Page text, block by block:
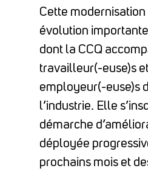
Cette
évolution
dont la CCQ
travailleur(-euse)s
employeur(-euse)s
l’industrie. Elle
démarche
déployée
prochains mois et